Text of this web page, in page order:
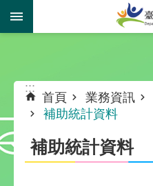
跳到主要內容區塊
:::
首頁 業務資訊
補助統計資料
補助統計資料